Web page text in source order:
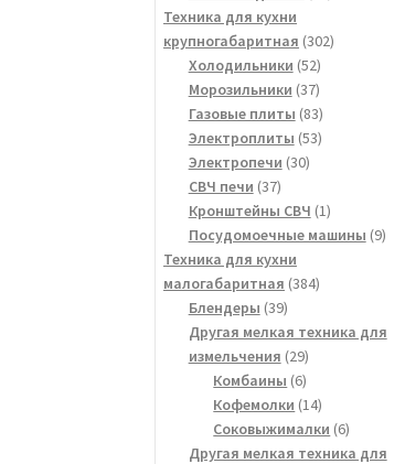
Техника для кухни
крупногабаритная 302302
Холодильники 5252
товара
Морозильники 3737
товаров
Газовые плиты 8383
товара
Электроплиты 5353
Электропечи 3030
СВЧ печи 3737
товаров
Кронштейны СВЧ 11
товар
Посудомоечные машины 99
Техника для кухни
малогабаритная 384384
Блендеры 3939
товаров
Другая мелкая техника для
измельчения 2929
товаров
Комбаины 66
товаров
Кофемолки 1414
товаров
Соковыжималки 66
товаров
Другая мелкая техника для